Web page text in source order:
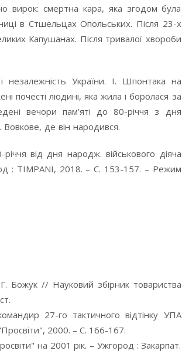
вирок: смертна кара, яка згодом була
в Стшельцах Опольських. Після 23-х
Капушанах. Після тривалої хвороби
України. І. Шпонтака на
почесті людині, яка жила і боролася за
вечори пам’яті до 80-річчя з дня
де він народився.
від дня народж. військового діяча
: TIMPANI, 2018. – С. 153-157. – Режим
Божук // Науковий збірник товариства
27-го тактичного відтінку УПА
2000. – С. 166-167.
на 2001 рік. – Ужгород : Закарпат.